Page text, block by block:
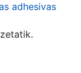
adhesivas